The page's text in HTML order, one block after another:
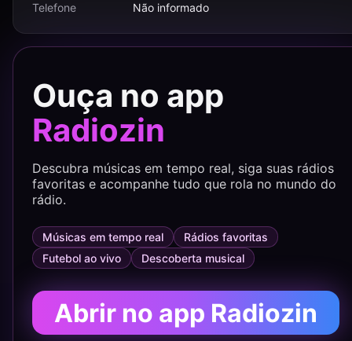
Telefone
Não informado
Ouça no app
Radiozin
Descubra músicas em tempo real, siga suas rádios
favoritas e acompanhe tudo que rola no mundo do
rádio.
Músicas em tempo real
Rádios favoritas
Futebol ao vivo
Descoberta musical
Abrir no app Radiozin